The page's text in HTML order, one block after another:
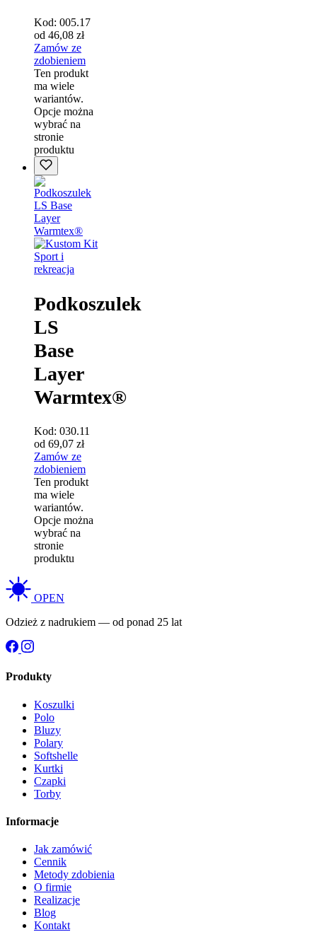
Kod: 005.17
od 46,08 zł
Zamów ze
zdobieniem
Ten produkt
ma wiele
wariantów.
Opcje można
wybrać na
stronie
produktu
Sport i
rekreacja
Podkoszulek
LS
Base
Layer
Warmtex®
Kod: 030.11
od 69,07 zł
Zamów ze
zdobieniem
Ten produkt
ma wiele
wariantów.
Opcje można
wybrać na
stronie
produktu
OPEN
Odzież z nadrukiem — od ponad 25 lat
Produkty
Koszulki
Polo
Bluzy
Polary
Softshelle
Kurtki
Czapki
Torby
Informacje
Jak zamówić
Cennik
Metody zdobienia
O firmie
Realizacje
Blog
Kontakt